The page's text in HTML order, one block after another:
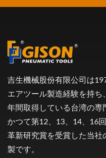
吉生機械股份有限公司は
エアツール製造経験を持
年間取得している台湾の専
かつて第12、13、14、16
革新研究賞を受賞した当社
製です。